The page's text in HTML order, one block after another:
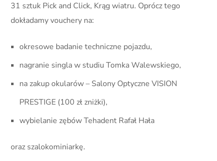
31 sztuk Pick and Click, Krąg wiatru. Oprócz tego
dokładamy vouchery na:
okresowe badanie techniczne pojazdu,
nagranie singla w studiu Tomka Walewskiego,
na zakup okularów – Salony Optyczne VISION
PRESTIGE (100 zł zniżki),
wybielanie zębów Tehadent Rafał Hała
oraz szalokominiarkę.